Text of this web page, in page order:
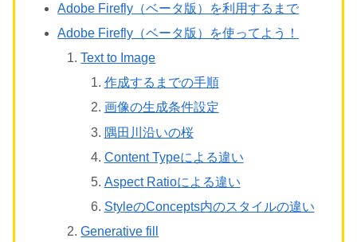
Adobe Firefly（ベータ版）を利用するまで
Adobe Firefly（ベータ版）を使ってよう！
Text to Image
作成するまでの手順
画像の生成条件設定
隅田川沿いの桜
Content Typeによる違い
Aspect Ratioによる違い
StyleのConcepts内のスタイルの違い
Generative fill